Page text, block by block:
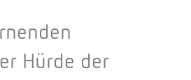
Hürde der